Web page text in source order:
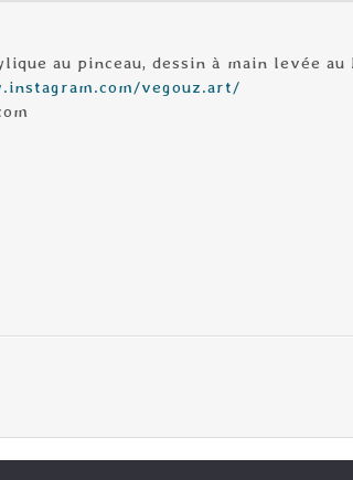
au pinceau, dessin à main levée au
vegouz.art/